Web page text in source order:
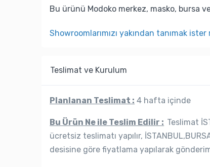
Bu ürünü Modoko merkez, masko, bursa
Showroomlarımızı yakından tanımak ister
Teslimat ve Kurulum
Planlanan Teslimat : 4 hafta içinde
Bu Ürün Ne ile Teslim Edilir : Teslimat
ücretsiz teslimatı yapılır,
desisine göre fiyatlama yapılarak